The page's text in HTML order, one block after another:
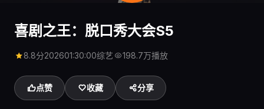
喜剧之王：脱口秀大会S5
8.8分202601:30:00综艺 198.7万播放
点赞 收藏 分享